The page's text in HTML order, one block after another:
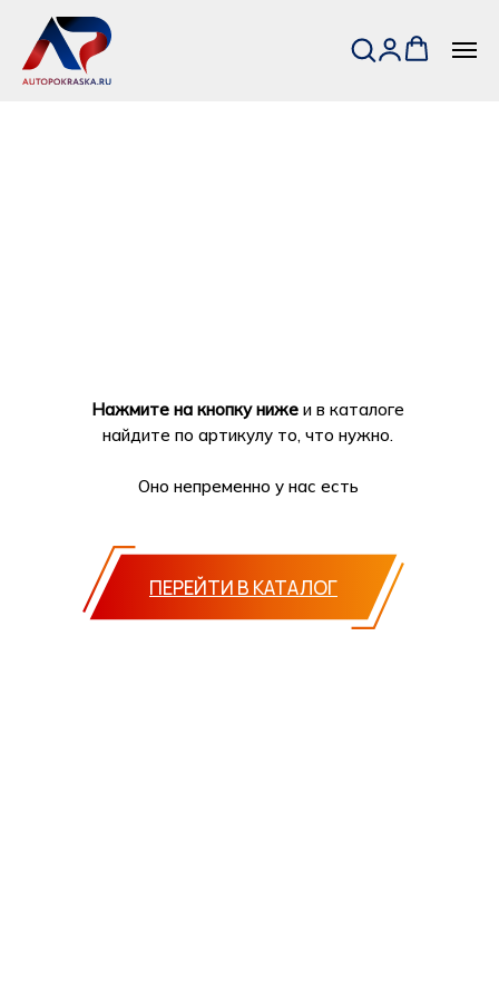
ПЕРЕЙТИ В КАТАЛОГ
Нажмите на кнопку ниже и в каталоге
найдите по артикулу то, что нужно.
Оно непременно у нас есть